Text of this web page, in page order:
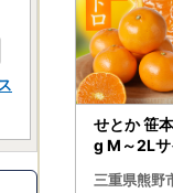
せとか 笹
g M～2Lサ
三重県熊野